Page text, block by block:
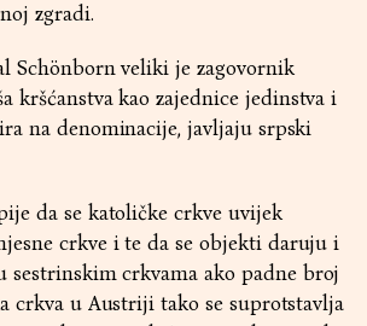
zgradi.
Schönborn veliki je zagovornik
kršćanstva kao zajednice jedinstva i
na denominacije,javljaju srpski
da se katoličke crkve uvijek
crkve i te da se objekti daruju i
sestrinskim crkvama ako padne broj
crkva u Austriji tako se suprotstavlja